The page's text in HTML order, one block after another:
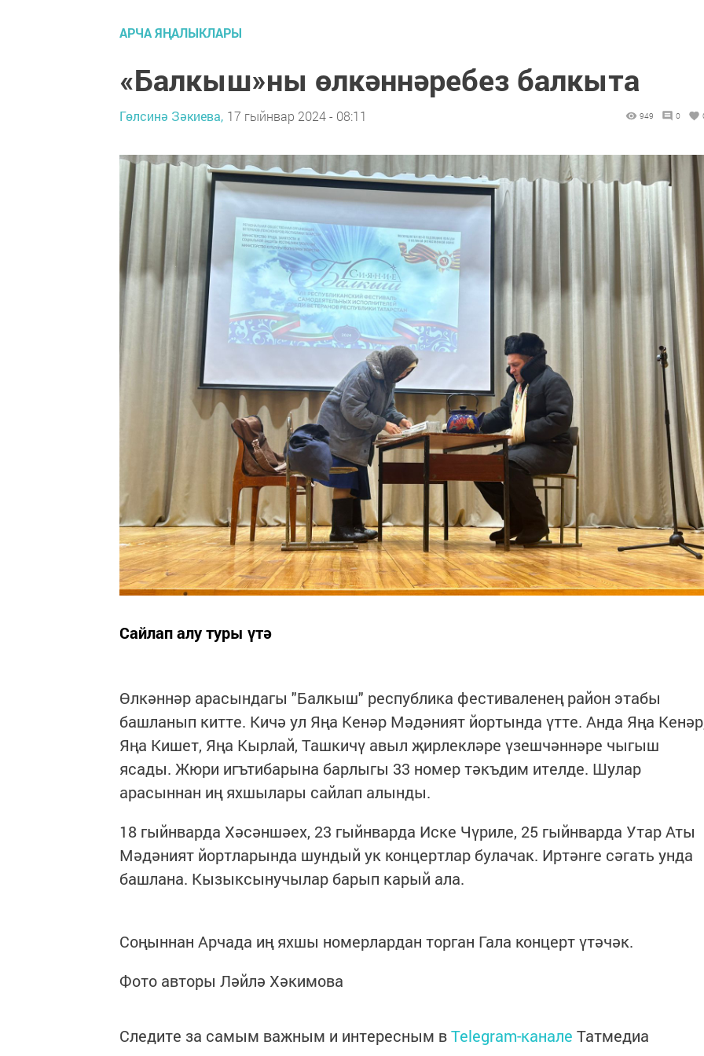
АРЧА ЯҢАЛЫКЛАРЫ
«Балкыш»ны өлкәннәребез балкыта
Гөлсинә Зәкиева, 17 гыйнвар 2024 - 08:11 949 0
Сайлап алу туры үтә
Өлкәннәр арасындагы "Балкыш" республика фестиваленең район этабы
башланып китте. Кичә ул Яңа Кенәр Мәдәният йортында үтте. Анда Яңа
Яңа Кишет, Яңа Кырлай, Ташкичү авыл җирлекләре үзешчәннәре чыгыш
ясады. Жюри игътибарына барлыгы 33 номер тәкъдим ителде. Шулар
арасыннан иң яхшылары сайлап алынды.
18 гыйнварда Хәсәншәех, 23 гыйнварда Иске Чүриле, 25 гыйнварда Утар Аты
Мәдәният йортларында шундый ук концертлар булачак. Иртәнге сәгать унда
башлана. Кызыксынучылар барып карый ала.
Соңыннан Арчада иң яхшы номерлардан торган Гала концерт үтәчәк.
Фото авторы Ләйлә Хәкимова
Следите за самым важным и интересным вTelegram-канале Татмедиа